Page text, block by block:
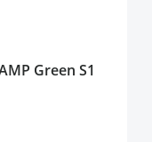
Green S1